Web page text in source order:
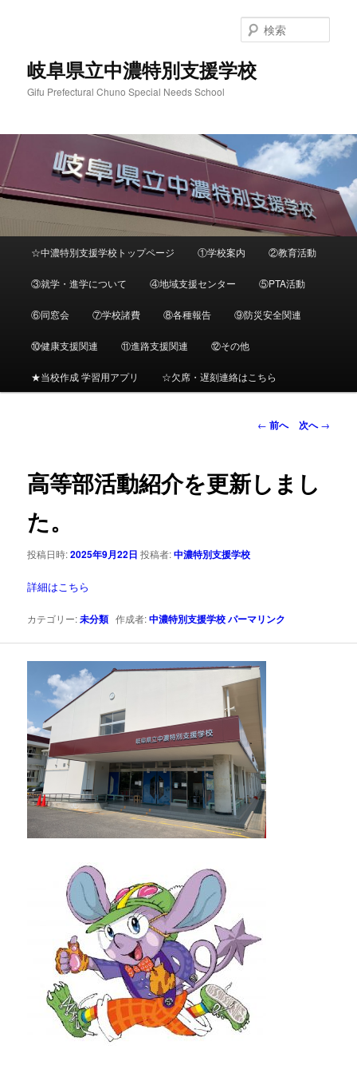
岐阜県立中濃特別支援学校
Gifu Prefectural Chuno Special Needs School
索
メ
イ
ン
ン
ツ
へ
移
動
☆中濃特別支援学校トップページ ①学校案内 ②教育活動
③就学・進学について ④地域支援センター ⑤PTA活動
⑥同窓会 ⑦学校諸費 ⑧各種報告 ⑨防災安全関連
⑩健康支援関連 ⑪進路支援関連 ⑫その他
★当校作成 学習用アプリ ☆欠席・遅刻連絡はこちら
投
ビ
ゲ
← 前へ 次へ→
高等部活動紹介を更新しまし
た。
投稿日時:2025年9月22日 投稿者:中濃特別支援学校
詳細はこちら
カテゴリー:未分類 作成者:中濃特別支援学校パーマリンク